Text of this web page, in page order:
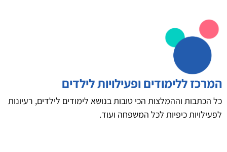
המרכז ללימודים ופעילויות לילדים
כל הכתבות וההמלצות הכי טובות בנושא לימודים לילדים, רעיונות
לפעילויות כיפיות לכל המשפחה ועוד.